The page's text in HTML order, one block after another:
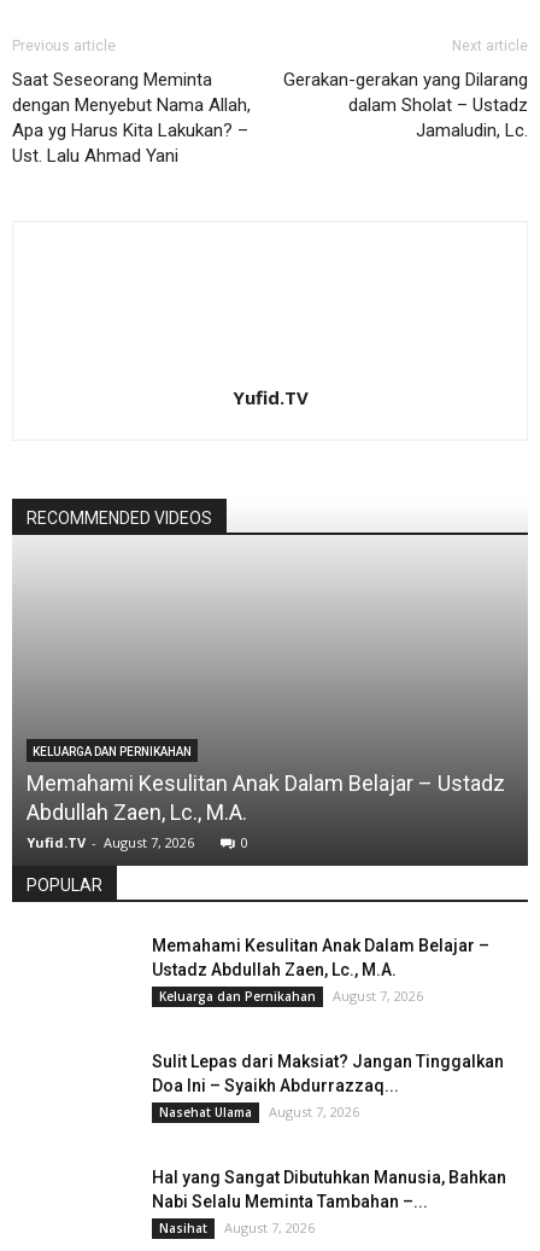
Previous article
Saat Seseorang Meminta
dengan Menyebut Nama Allah,
Apa yg Harus Kita Lakukan? –
Ust. Lalu Ahmad Yani
Next article
Gerakan-gerakan yang Dilarang
dalam Sholat – Ustadz
Jamaludin, Lc.
Yufid.TV
RECOMMENDED VIDEOS
KELUARGA DAN PERNIKAHAN
Memahami Kesulitan Anak Dalam Belajar – Ustadz
Abdullah Zaen, Lc., M.A.
Yufid.TV - August 7, 2026 0
POPULAR
Memahami Kesulitan Anak Dalam Belajar –
Ustadz Abdullah Zaen, Lc., M.A.
Keluarga dan Pernikahan August 7, 2026
Sulit Lepas dari Maksiat? Jangan Tinggalkan
Doa Ini – Syaikh Abdurrazzaq...
Nasehat Ulama August 7, 2026
Hal yang Sangat Dibutuhkan Manusia, Bahkan
Nabi Selalu Meminta Tambahan –...
Nasihat August 7, 2026